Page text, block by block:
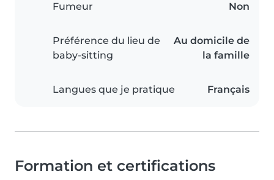
Fumeur Non
Préférence du lieu de
baby-sitting
Au domicile de
la famille
Langues que je pratique Français
Formation et certifications